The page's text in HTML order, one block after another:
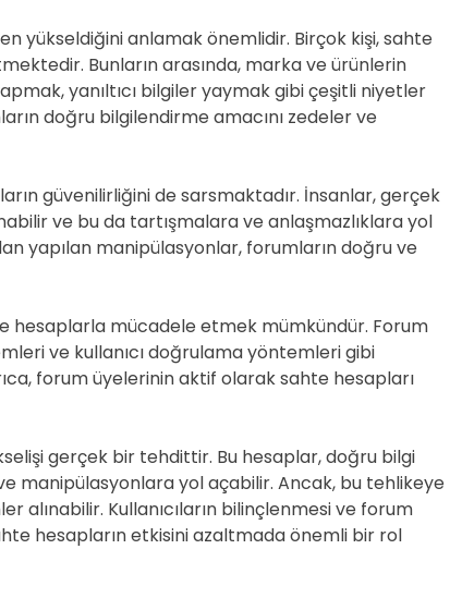
yükseldiğini anlamak önemlidir. Birçok kişi, sahte
Bunların arasında, marka ve ürünlerin
yanıltıcı bilgiler yaymak gibi çeşitli niyetler
doğru bilgilendirme amacını zedeler ve
güvenilirliğini de sarsmaktadır. İnsanlar, gerçek
ve bu da tartışmalara ve anlaşmazlıklara yol
yapılan manipülasyonlar, forumların doğru ve
hesaplarla mücadele etmek mümkündür. Forum
ve kullanıcı doğrulama yöntemleri gibi
forum üyelerinin aktif olarak sahte hesapları
gerçek bir tehdittir. Bu hesaplar, doğru bilgi
manipülasyonlara yol açabilir. Ancak, bu tehlikeye
alınabilir. Kullanıcıların bilinçlenmesi ve forum
hesapların etkisini azaltmada önemli bir rol